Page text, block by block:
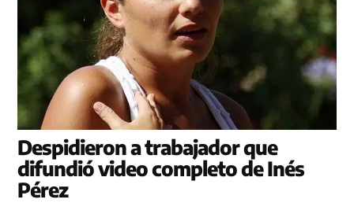
Despidieron a trabajador que
difundió video completo de Inés
Pérez